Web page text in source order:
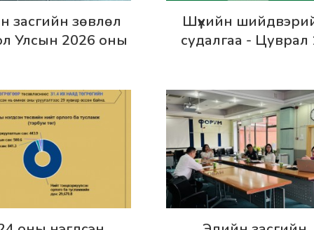
засгийн зөвлөл
Улсын 2026 оны
гаргалаа
Дэлгэрэнгүй
Шүүхийн
судалгаа - Цуврал
Дэлгэрэнгүй